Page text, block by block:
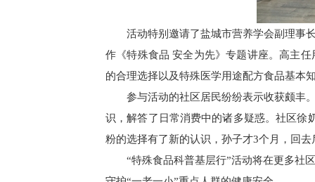
活动特别邀请了盐城市营养学会副理事
作《特殊食品 安全为先》专题讲座。高主
的合理选择以及特殊医学用途配方食品基本
参与活动的社区居民纷纷表示收获颇丰
识，解答了日常消费中的诸多疑惑。社区徐
粉的选择有了新的认识，孙子才3个月，回
“特殊食品科普基层行”活动将在更多社